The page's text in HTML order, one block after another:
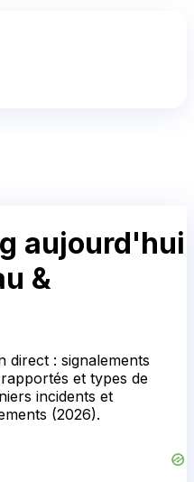
aujourd'hui
&
direct : signalements
et types de
incidents et
(2026).